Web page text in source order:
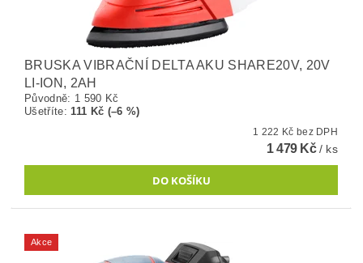
BRUSKA VIBRAČNÍ DELTA AKU SHARE20V, 20V
LI-ION, 2AH
Původně: 1 590 Kč
Ušetříte:111 Kč (–6 %)
1 222 Kč bez DPH
1 479 Kč/ ks
Akce